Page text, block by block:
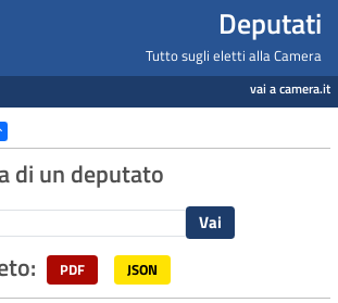
Deputati - Deputati
Tutto sugli eletti alla Camera
vai a camera.it
di un deputato
PDF JSON
di servizio